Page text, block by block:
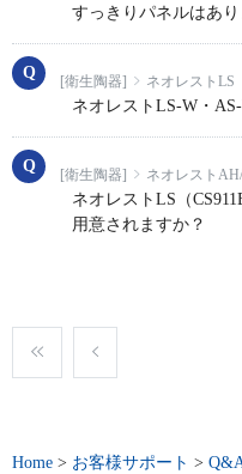
すっきりパネルはあり
[衛生陶器] ネオレストLS
ネオレストLS-W・
[衛生陶器] ネオレスト
ネオレストLS（
用意されますか？
Home > お客様サポート >